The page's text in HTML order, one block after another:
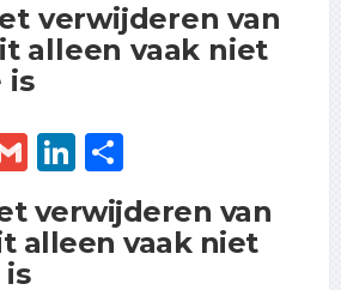
verwijderen van
alleen vaak niet
is
GmailLinkedIn
verwijderen van
alleen vaak niet